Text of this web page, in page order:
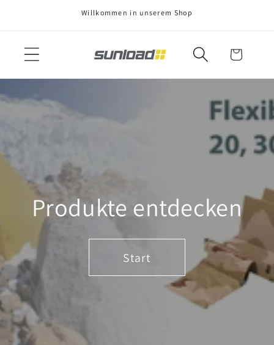
Willkommen in unserem Shop
Warenkorb
Produkte entdecken
Start